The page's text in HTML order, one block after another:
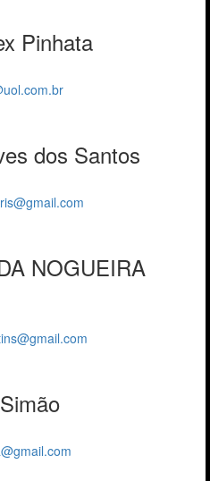
Pinhata
dos Santos
NOGUEIRA